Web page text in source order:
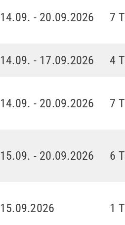
14.09. - 20.09.2026 7
14.09. - 17.09.2026 4
14.09. - 20.09.2026 7
15.09. - 20.09.2026 6
15.09.2026 1